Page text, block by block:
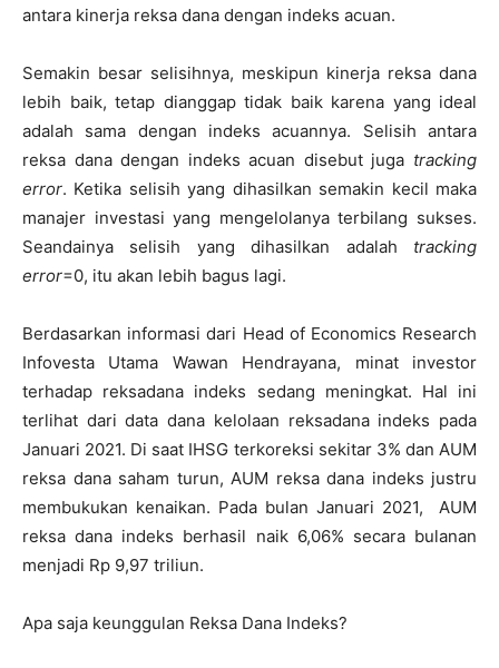
antara kinerja reksa dana dengan indeks acuan.
Semakin besar selisihnya, meskipun kinerja reksa dana
lebih baik, tetap dianggap tidak baik karena yang ideal
adalah sama dengan indeks acuannya. Selisih antara
reksa dana dengan indeks acuan disebut juga tracking
error. Ketika selisih yang dihasilkan semakin kecil maka
manajer investasi yang mengelolanya terbilang sukses.
Seandainya selisih yang dihasilkan adalah tracking
error=0, itu akan lebih bagus lagi.
Berdasarkan informasi dari Head of Economics Research
Infovesta Utama Wawan Hendrayana, minat investor
terhadap reksadana indeks sedang meningkat. Hal ini
terlihat dari data dana kelolaan reksadana indeks pada
Januari 2021. Di saat IHSG terkoreksi sekitar 3% dan AUM
reksa dana saham turun, AUM reksa dana indeks justru
membukukan kenaikan. Pada bulan Januari 2021, AUM
reksa dana indeks berhasil naik 6,06% secara bulanan
menjadi Rp 9,97 triliun.
Apa saja keunggulan Reksa Dana Indeks?